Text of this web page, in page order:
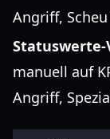
Angriff,
manuell auf
Angriff,